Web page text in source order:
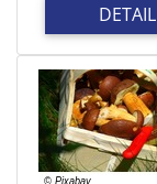
DETAIL